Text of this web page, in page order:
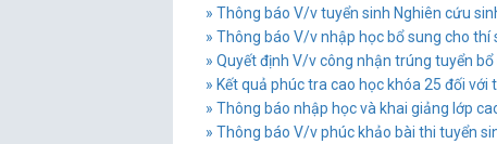
» Thông báo V/v tuyển sinh Nghiên cứu
» Thông báo V/v nhập học bổ sung cho
» Quyết định V/v công nhận trúng tuyển
» Kết quả phúc tra cao học khóa 25 đối
» Thông báo nhập học và khai giảng lớp
» Thông báo V/v phúc khảo bài thi tuyển